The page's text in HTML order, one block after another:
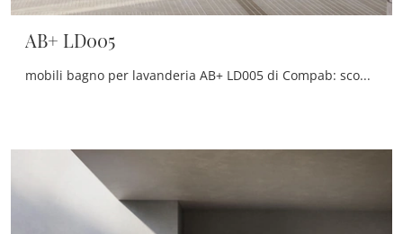
AB+ LD005
mobili bagno per lavanderia AB+ LD005 di Compab: scopri l'Arredo Bagno in melaminico moderno e arreda il tuo bagno.